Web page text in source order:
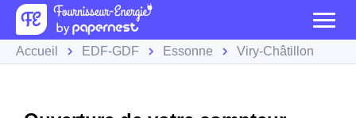
Accueil EDF-GDF Essonne Viry-Châtillon